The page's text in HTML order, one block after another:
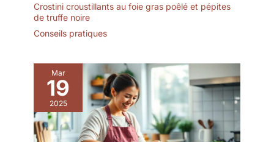
Crostini croustillants au foie gras poêlé et pépites
de truffe noire
Conseils pratiques
Mar
19
2025